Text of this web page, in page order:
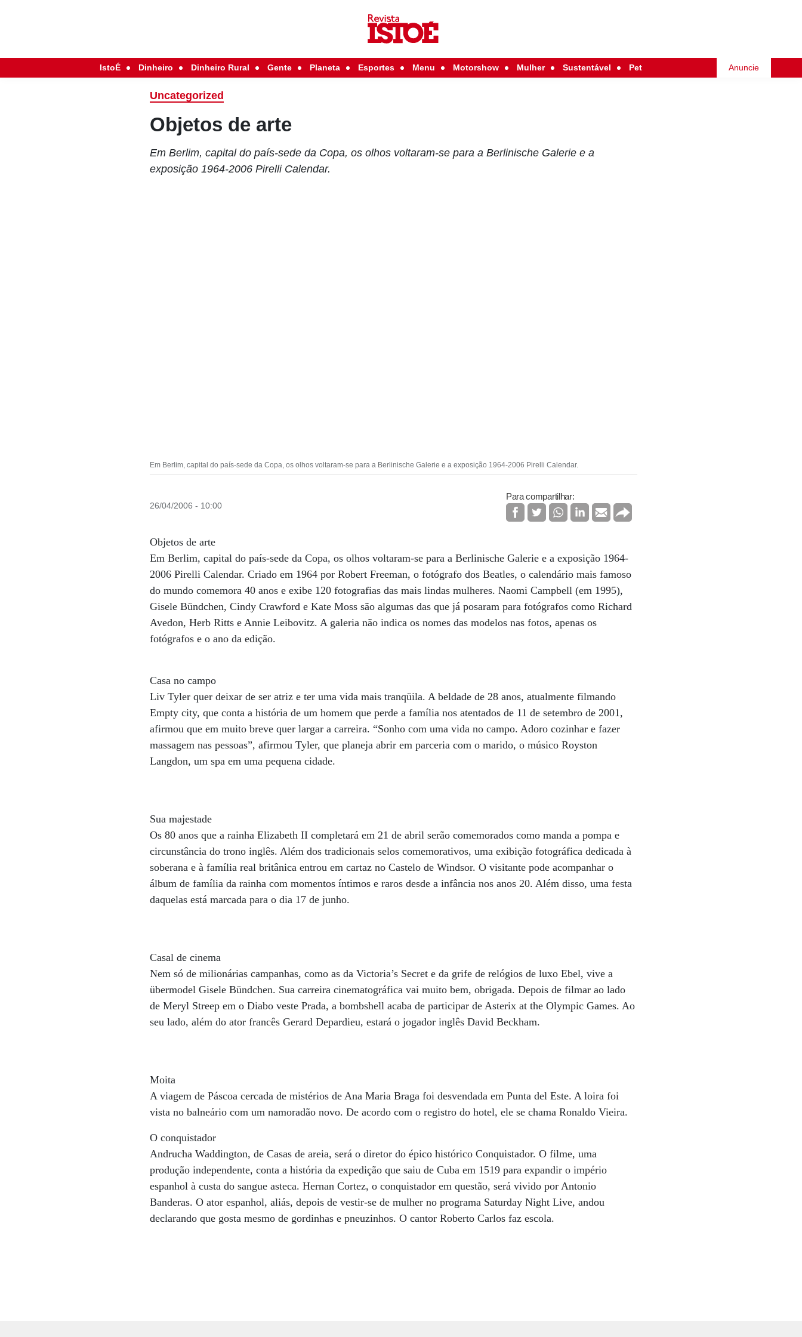
IstoÉ Dinheiro Dinheiro Rural Gente Planeta Esportes Menu Motorshow Mulher Sustentável Pet Anuncie
Uncategorized
Objetos de arte
Em Berlim, capital do país-sede da Copa, os olhos voltaram-se para a Berlinische Galerie e a
exposição 1964-2006 Pirelli Calendar.
Em Berlim, capital do país-sede da Copa, os olhos voltaram-se para a Berlinische Galerie e a exposição 1964-2006 Pirelli Calendar.
26/04/2006 - 10:00
Para compartilhar:
Objetos de arte
Em Berlim, capital do país-sede da Copa, os olhos voltaram-se para a Berlinische Galerie e a exposição 1964-
2006 Pirelli Calendar. Criado em 1964 por Robert Freeman, o fotógrafo dos Beatles, o calendário mais famoso
do mundo comemora 40 anos e exibe 120 fotografias das mais lindas mulheres. Naomi Campbell (em 1995),
Gisele Bündchen, Cindy Crawford e Kate Moss são algumas das que já posaram para fotógrafos como Richard
Avedon, Herb Ritts e Annie Leibovitz. A galeria não indica os nomes das modelos nas fotos, apenas os
fotógrafos e o ano da edição.
Casa no campo
Liv Tyler quer deixar de ser atriz e ter uma vida mais tranqüila. A beldade de 28 anos, atualmente filmando
Empty city, que conta a história de um homem que perde a família nos atentados de 11 de setembro de 2001,
afirmou que em muito breve quer largar a carreira. “Sonho com uma vida no campo. Adoro cozinhar e fazer
massagem nas pessoas”, afirmou Tyler, que planeja abrir em parceria com o marido, o músico Royston
Langdon, um spa em uma pequena cidade.
Sua majestade
Os 80 anos que a rainha Elizabeth II completará em 21 de abril serão comemorados como manda a pompa e
circunstância do trono inglês. Além dos tradicionais selos comemorativos, uma exibição fotográfica dedicada à
soberana e à família real britânica entrou em cartaz no Castelo de Windsor. O visitante pode acompanhar o
álbum de família da rainha com momentos íntimos e raros desde a infância nos anos 20. Além disso, uma festa
daquelas está marcada para o dia 17 de junho.
Casal de cinema
Nem só de milionárias campanhas, como as da Victoria’s Secret e da grife de relógios de luxo Ebel, vive a
übermodel Gisele Bündchen. Sua carreira cinematográfica vai muito bem, obrigada. Depois de filmar ao lado
de Meryl Streep em o Diabo veste Prada, a bombshell acaba de participar de Asterix at the Olympic Games. Ao
seu lado, além do ator francês Gerard Depardieu, estará o jogador inglês David Beckham.
Moita
A viagem de Páscoa cercada de mistérios de Ana Maria Braga foi desvendada em Punta del Este. A loira foi
vista no balneário com um namoradão novo. De acordo com o registro do hotel, ele se chama Ronaldo Vieira.
O conquistador
Andrucha Waddington, de Casas de areia, será o diretor do épico histórico Conquistador. O filme, uma
produção independente, conta a história da expedição que saiu de Cuba em 1519 para expandir o império
espanhol à custa do sangue asteca. Hernan Cortez, o conquistador em questão, será vivido por Antonio
Banderas. O ator espanhol, aliás, depois de vestir-se de mulher no programa Saturday Night Live, andou
declarando que gosta mesmo de gordinhas e pneuzinhos. O cantor Roberto Carlos faz escola.